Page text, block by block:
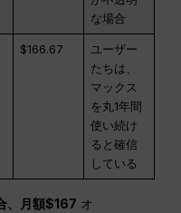
な場合
$166.67
ユーザー
たちは、
マックス
を丸1年間
使い続け
ると確信
している
、月額$167 オ